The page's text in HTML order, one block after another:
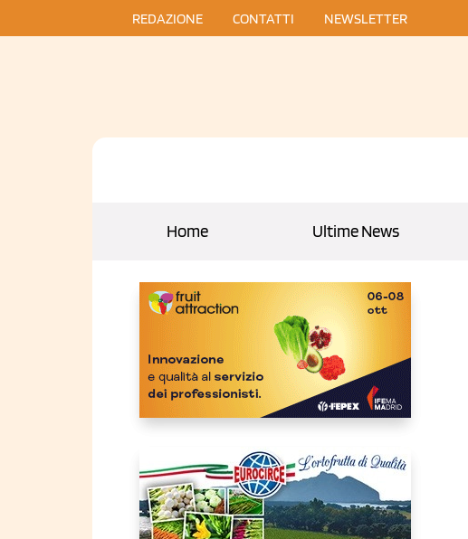
REDAZIONE CONTATTI NEWSLETTER
Home Ultime News